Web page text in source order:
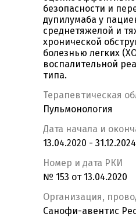
безопасности и
дупилумаба у
среднетяжелой и
хронической
болезнью легких
воспалительной
типа.
Терапевтическая
Пульмонология
Дата начала и
13.04.2020 - 31.12.2024
Номер и дата РКИ
№ 153 от 13.04.2020
Организация,
Санофи-авентис